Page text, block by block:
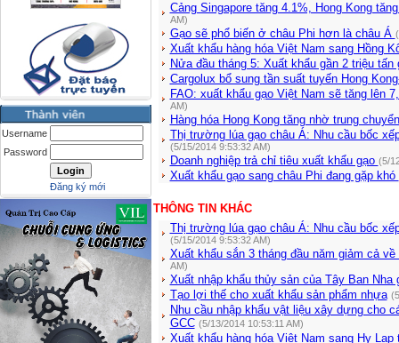
Username
Password
Đăng ký mới
Cảng Singapore tăng 4.1%, Hong Kong
AM)
Gạo sẽ phổ biến ở châu Phi hơn là châu Á
Xuất khẩu hàng hóa Việt Nam sang Hồng
Nửa đầu tháng 5: Xuất khẩu gần 2 triệu tấn
Cargolux bổ sung tần suất tuyến Hong
FAO: xuất khẩu gạo Việt Nam sẽ tăng lên
AM)
Hàng hóa Hong Kong tăng nhờ trung
Thị trường lúa gạo châu Á: Nhu cầu bốc
(5/15/2014 9:53:32 AM)
Doanh nghiệp trả chỉ tiêu xuất khẩu gạo (5/
Xuất khẩu gạo sang châu Phi đang gặp khó
THÔNG TIN KHÁC
Thị trường lúa gạo châu Á: Nhu cầu bốc
(5/15/2014 9:53:32 AM)
Xuất khẩu sắn 3 tháng đầu năm giảm cả
AM)
Xuất nhập khẩu thủy sản của Tây Ban Nha
Tạo lợi thế cho xuất khẩu sản phẩm nhựa
Nhu cầu nhập khẩu vật liệu xây dựng cho
GCC (5/13/2014 10:53:11 AM)
Xuất khẩu hàng hóa Việt Nam sang Hy Lạp